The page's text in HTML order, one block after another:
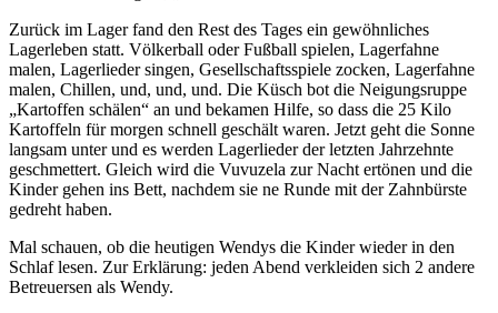
Zurück im Lager fand den Rest des Tages ein gewöhnliches
Lagerleben statt. Völkerball oder Fußball spielen, Lagerfahne
malen, Lagerlieder singen, Gesellschaftsspiele zocken, Lagerfahne
malen, Chillen, und, und, und. Die Küsch bot die Neigungsruppe
„Kartoffen schälen“ an und bekamen Hilfe, so dass die 25 Kilo
Kartoffeln für morgen schnell geschält waren. Jetzt geht die Sonne
langsam unter und es werden Lagerlieder der letzten Jahrzehnte
geschmettert. Gleich wird die Vuvuzela zur Nacht ertönen und die
Kinder gehen ins Bett, nachdem sie ne Runde mit der Zahnbürste
gedreht haben.
Mal schauen, ob die heutigen Wendys die Kinder wieder in den
Schlaf lesen. Zur Erklärung: jeden Abend verkleiden sich 2 andere
Betreuersen als Wendy.